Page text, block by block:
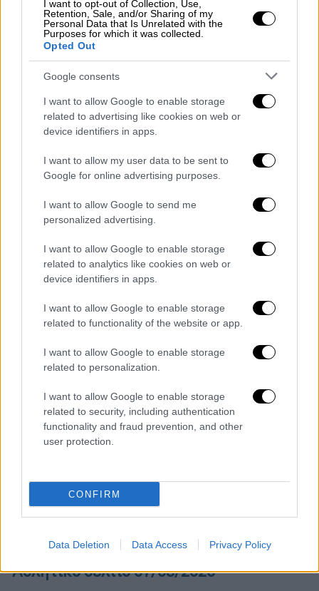
I want to opt-out of Collection, Use,
Retention, Sale, and/or Sharing of my
Personal Data that Is Unrelated with the
Purposes for which it was collected.
Opted Out
Google consents
I want to allow Google to enable storage
related to advertising like cookies on web or
device identifiers in apps.
I want to allow my user data to be sent to
Google for online advertising purposes.
I want to allow Google to send me
personalized advertising.
I want to allow Google to enable storage
related to analytics like cookies on web or
device identifiers in apps.
I want to allow Google to enable storage
related to functionality of the website or app.
I want to allow Google to enable storage
related to personalization.
I want to allow Google to enable storage
related to security, including authentication
functionality and fraud prevention, and other
user protection.
CONFIRM
Data Deletion Data Access Privacy Policy
POPULAR VIDEOS
Μνημόσυνο για τη Λένα Σαμαρά στο Α΄
Νεκροταφείο Αθηνών
Κεντρικό... 07.08.2026 19:53
Κεντρικό δελτίο ειδήσεων 07/08/2026
ΑΠΟΣΠΑΣΜΑΤΑ...|
κατηγορούμενοι για τη φωτιά
ΑΘΛΗΤΙΚΟ ΔΕΛΤΙΟ | 07.08.2026 13:41
Αθλητικό δελτίο 07/08/2026